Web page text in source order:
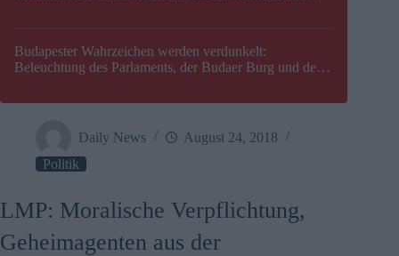
Budapester Wahrzeichen werden verdunkelt:
Beleuchtung des Parlaments, der Budaer Burg und der
Daily News
August 24, 2018
Politik
LMP: Moralische Verpflichtung,
Geheimagenten aus der